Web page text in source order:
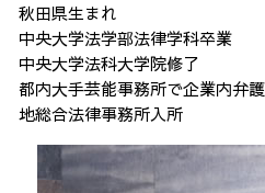
秋田県生まれ
中央大学法学部法律学科卒業
中央大学法科大学院修了
都内大手芸能事務所で企業内弁
地総合法律事務所入所